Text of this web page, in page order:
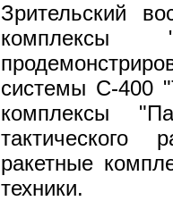
Зрительский
комплексы
системы С-400
комплексы
тактического
ракетные
техники.